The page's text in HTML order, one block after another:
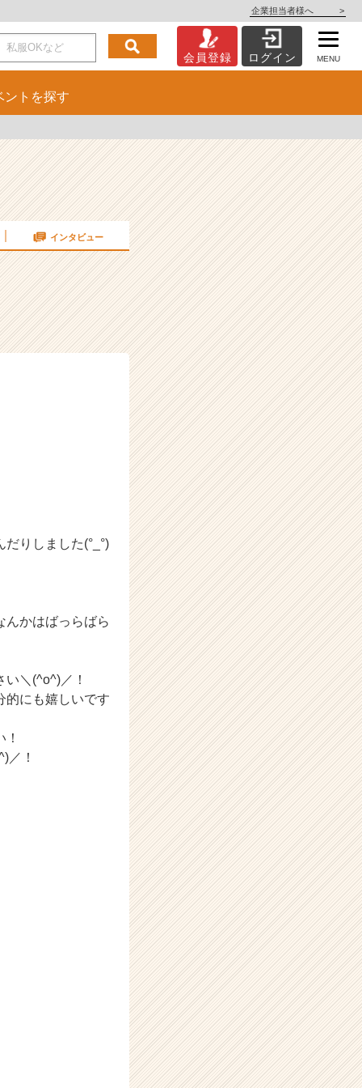
企業担当者様へ >
会員登録 ログイン MENU
ント を探す
インタビュー
りしました(°_°)
んかはばっらばら
＼(^o^)／！
的にも嬉しいです
／！